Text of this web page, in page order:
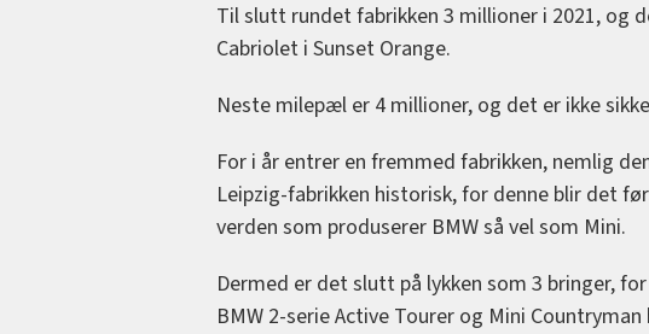
Til slutt rundet fabrikken 3 millioner i 2021, og
Cabriolet i Sunset Orange.
Neste milepæl er 4 millioner, og det er ikke
For i år entrer en fremmed fabrikken, nemlig
Leipzig-fabrikken historisk, for denne blir det
verden som produserer BMW så vel som Mini.
Dermed er det slutt på lykken som 3 bringer,
BMW 2-serie Active Tourer og Mini